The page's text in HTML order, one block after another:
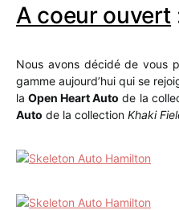
A coeur ouvert
Nous avons décidé de vous
gamme aujourd’hui qui se
laOpen Heart Auto de la
Auto de la collection Khaki